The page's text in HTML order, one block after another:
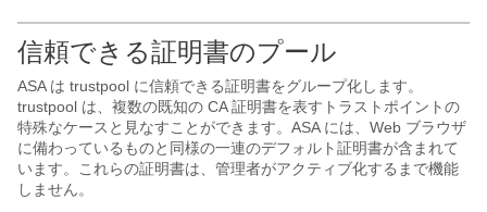
信頼できる証明書のプール
ASA は trustpool に信頼できる証明書をグループ化します。
trustpool は、複数の既知の CA 証明書を表すトラストポイントの
特殊なケースと見なすことができます。ASA には、Web ブラウザ
に備わっているものと同様の一連のデフォルト証明書が含まれて
います。これらの証明書は、管理者がアクティブ化するまで機能
しません。